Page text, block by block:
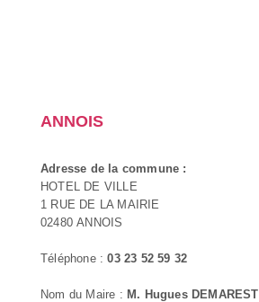
ANNOIS
Adresse de la commune :
HOTEL DE VILLE
1 RUE DE LA MAIRIE
02480 ANNOIS
Téléphone :03 23 52 59 32
Nom du Maire : M. Hugues DEMAREST